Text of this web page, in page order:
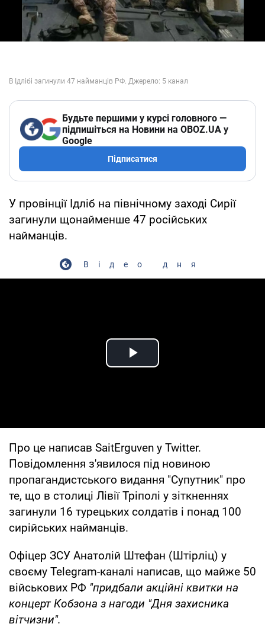
Будьте першими у курсі головного —
підпишіться на Новини на OBOZ.UA у
Google
Підписатися
У провінції Ідліб на північному заході Сирії
загинули щонайменше 47 російських
найманців.
Відео дня
Play Video
Про це написав SaitErguven у Twitter.
Повідомлення з'явилося під новиною
пропагандистського видання "Супутник" про
те, що в столиці Лівії Тріполі у зіткненнях
загинули 16 турецьких солдатів і понад 100
сирійських найманців.
Офіцер ЗСУ Анатолій Штефан (Штірліц) у
своєму Telegram-каналі написав, що майже 50
військових РФ "придбали акційні квитки на
концерт Кобзона з нагоди "Дня захисника
вітчизни".